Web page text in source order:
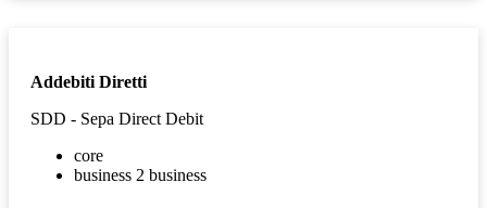
Addebiti Diretti
SDD - Sepa Direct Debit
core
business 2 business